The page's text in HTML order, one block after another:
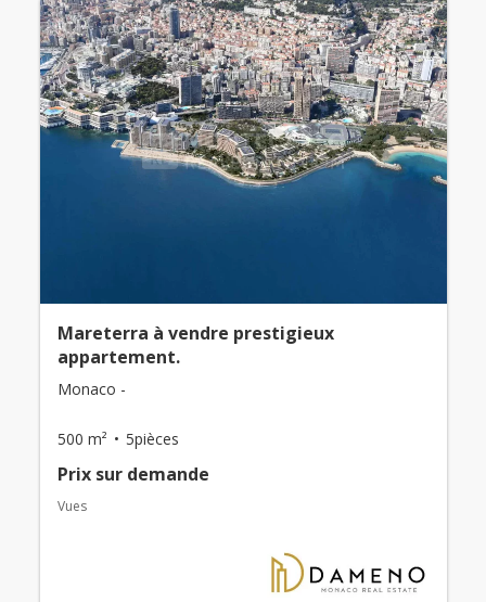
Mareterra à vendre prestigieux
appartement.
Monaco -
500 m² 5pièces
Prix ​​sur demande
Vues